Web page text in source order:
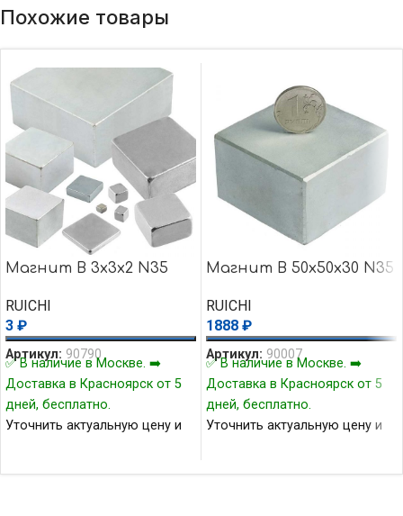
Похожие товары
Магнит B 3x3x2 N35
RUICHI
3 ₽
Артикул: 90790
✅ В наличие в Москве. ➡️
Доставка в Красноярск от 5
дней, бесплатно.
Уточнить актуальную цену и
Магнит B 50x50x30 N35
RUICHI
1888 ₽
Артикул: 90007
✅ В наличие в Москве. ➡️
Доставка в Красноярск от 5
дней, бесплатно.
Уточнить актуальную цену и